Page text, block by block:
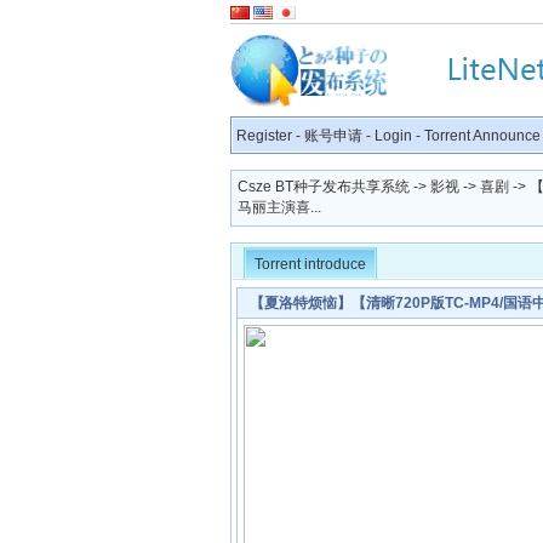
Register - 账号申请 - Login - Torrent Announce
Csze BT种子发布共享系统 -> 影视 -> 喜剧 ->
马丽主演喜...
Torrent introduce
【夏洛特烦恼】【清晰720P版TC-MP4/国